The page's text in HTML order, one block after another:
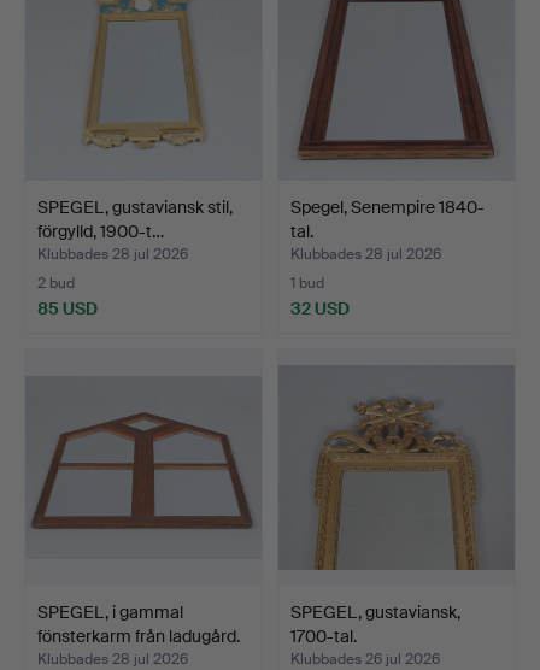
SPEGEL, gustaviansk stil,
förgylld, 1900-t…
Klubbades 28 jul 2026
2 bud
85 USD
Spegel, Senempire 1840-
tal.
Klubbades 28 jul 2026
1 bud
32 USD
SPEGEL, i gammal
fönsterkarm från ladugård.
Klubbades 28 jul 2026
SPEGEL, gustaviansk,
1700-tal.
Klubbades 26 jul 2026